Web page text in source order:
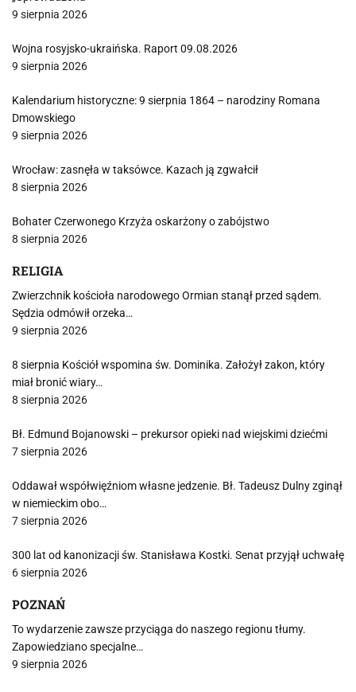
9 sierpnia 2026
Wojna rosyjsko-ukraińska. Raport 09.08.2026
9 sierpnia 2026
Kalendarium historyczne: 9 sierpnia 1864 – narodziny Romana
Dmowskiego
9 sierpnia 2026
Wrocław: zasnęła w taksówce. Kazach ją zgwałcił
8 sierpnia 2026
Bohater Czerwonego Krzyża oskarżony o zabójstwo
8 sierpnia 2026
RELIGIA
Zwierzchnik kościoła narodowego Ormian stanął przed sądem.
Sędzia odmówił orzeka…
9 sierpnia 2026
8 sierpnia Kościół wspomina św. Dominika. Założył zakon, który
miał bronić wiary…
8 sierpnia 2026
Bł. Edmund Bojanowski – prekursor opieki nad wiejskimi dziećmi
7 sierpnia 2026
Oddawał współwięźniom własne jedzenie. Bł. Tadeusz Dulny zginął
w niemieckim obo…
7 sierpnia 2026
300 lat od kanonizacji św. Stanisława Kostki. Senat przyjął uchwałę
6 sierpnia 2026
POZNAŃ
To wydarzenie zawsze przyciąga do naszego regionu tłumy.
Zapowiedziano specjalne…
9 sierpnia 2026